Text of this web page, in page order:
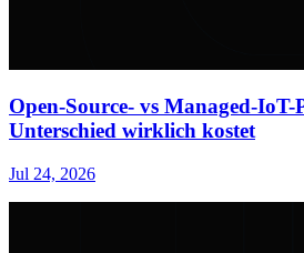
Open-Source- vs Managed-
Unterschied wirklich kostet
Jul 24, 2026